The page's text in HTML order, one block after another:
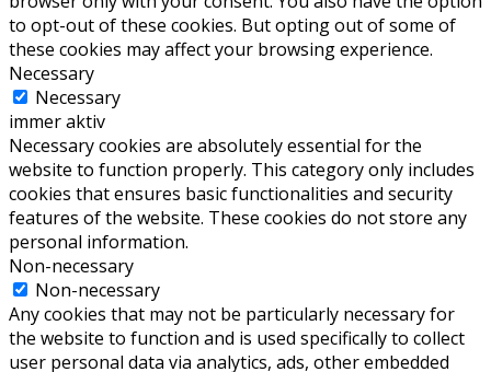
to opt-out of these cookies. But opting out of some of
these cookies may affect your browsing experience.
Necessary
Necessary
immer aktiv
Necessary cookies are absolutely essential for the
website to function properly. This category only includes
cookies that ensures basic functionalities and security
features of the website. These cookies do not store any
personal information.
Non-necessary
Non-necessary
Any cookies that may not be particularly necessary for
the website to function and is used specifically to collect
user personal data via analytics, ads, other embedded